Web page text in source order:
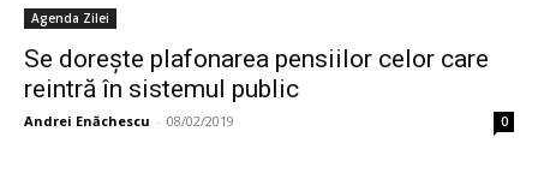
Agenda Zilei
Se dorește plafonarea pensiilor celor care
reintră în sistemul public
Andrei Enăchescu - 08/02/2019 0